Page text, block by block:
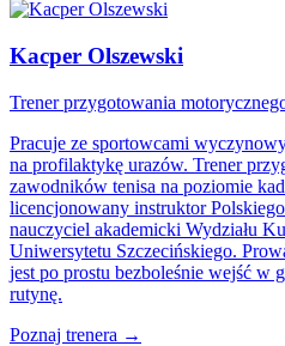
Kacper Olszewski
Trener przygotowania
Pracuje ze sportowcami
na profilaktykę urazów. Trener
zawodników tenisa na poziomie
licencjonowany instruktor
nauczyciel akademicki Wydziału
Uniwersytetu Szczecińskiego.
jest po prostu bezboleśnie wejść w
rutynę.
Poznaj trenera →